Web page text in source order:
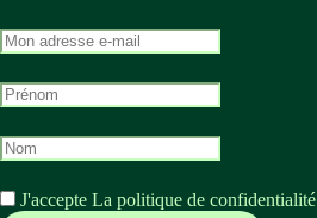
M
o
a
r
e
s
M
o
p
é
n
M
o
n
J'accepte La politique de confidentialité